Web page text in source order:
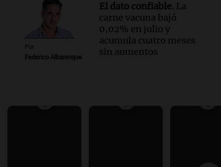
Por
Federico Albarenque
El dato confiable. La
carne vacuna bajó
0,02% en julio y
acumula cuatro meses
sin aumentos